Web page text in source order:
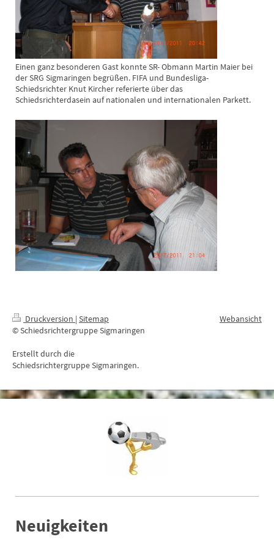
Einen ganz besonderen Gast konnte SR- Obmann Martin Maier bei
der SRG Sigmaringen begrüßen. FIFA und Bundesliga-
Schiedsrichter Knut Kircher referierte über das
Schiedsrichterdasein auf nationalen und internationalen Parkett.
Druckversion | Sitemap
© Schiedsrichtergruppe Sigmaringen
Erstellt durch die
Schiedsrichtergruppe Sigmaringen.
Webansicht
Neuigkeiten